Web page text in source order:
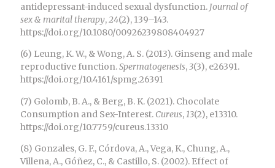
antidepressant-induced sexual dysfunction. Journal of
sex & marital therapy,24(2), 139–143.
https://doi.org/10.1080/00926239808404927
(6) Leung, K. W., & Wong, A. S. (2013). Ginseng and male
reproductive function.Spermatogenesis,3(3), e26391.
https://doi.org/10.4161/spmg.26391
(7) Golomb, B. A., & Berg, B. K. (2021). Chocolate
Consumption and Sex-Interest. Cureus,13(2), e13310.
https://doi.org/10.7759/cureus.13310
(8) Gonzales, G. F., Córdova, A., Vega, K., Chung, A.,
Villena, A., Góñez, C., & Castillo, S. (2002). Effect of